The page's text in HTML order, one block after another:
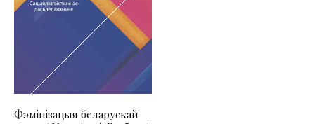
Фэмінізацыя беларускай